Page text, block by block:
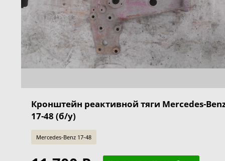
Кронштейн реактивной тяги Mercedes-
17-48 (б/у)
Mercedes-Benz 17-48